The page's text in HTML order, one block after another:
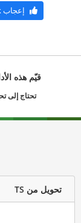
إعجاب106k
قيّم هذه
تحتاج إلى
تحويل من TS